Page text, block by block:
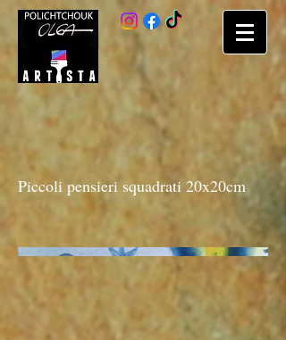
Piccoli pensieri squadrati 20x20cm